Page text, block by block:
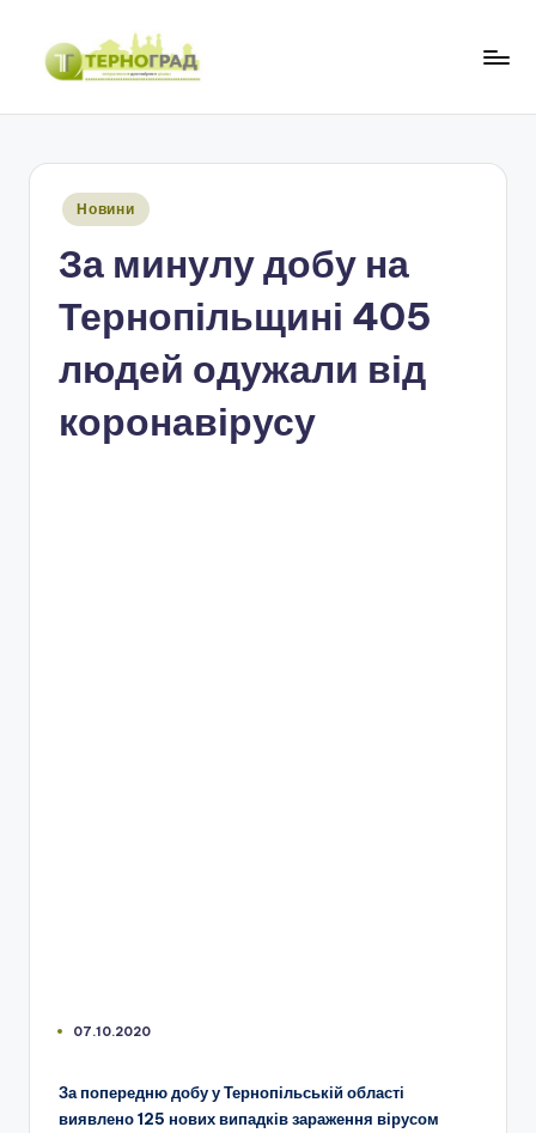
Перейти
Опубліковано
Новини
За минулу добу на
Тернопільщині 405
людей одужали від
коронавірусу
07.10.2020
За попередню добу у Тернопільській області
виявлено 125 нових випадків зараження вірусом